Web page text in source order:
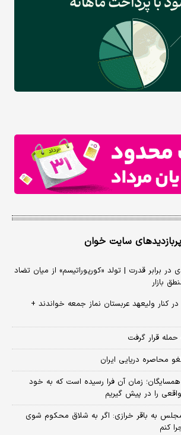
پربازدیدهای سایت خوان
در برابر قدرت | تولد «کورپوراتیسم» از میان تضاد
بازار
کنار ولیعهد عربستان نماز جمعه خواندند +
قرار گرفت
محاصره دریایی ایران
زمان آن فرا رسیده است که به خود
را در پیش گیریم
به باقر خرازی: اگر به شلاق محکوم شوی
کنم